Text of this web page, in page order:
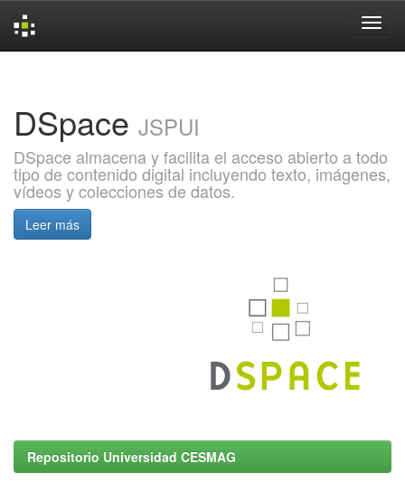
DSpace JSPUI
DSpace almacena y facilita el acceso abierto a todo
tipo de contenido digital incluyendo texto, imágenes,
vídeos y colecciones de datos.
Leer más
Repositorio Universidad CESMAG